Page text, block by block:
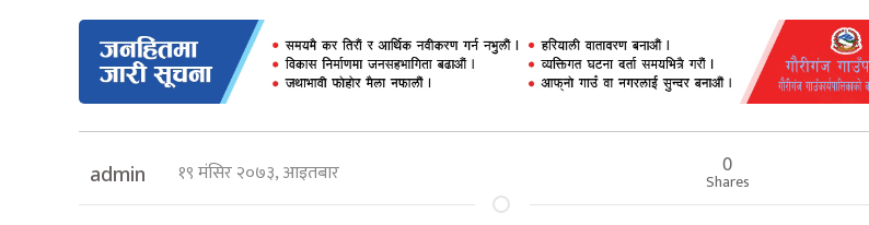
admin १९ मंसिर २०७३, आइतबार 0
Shares